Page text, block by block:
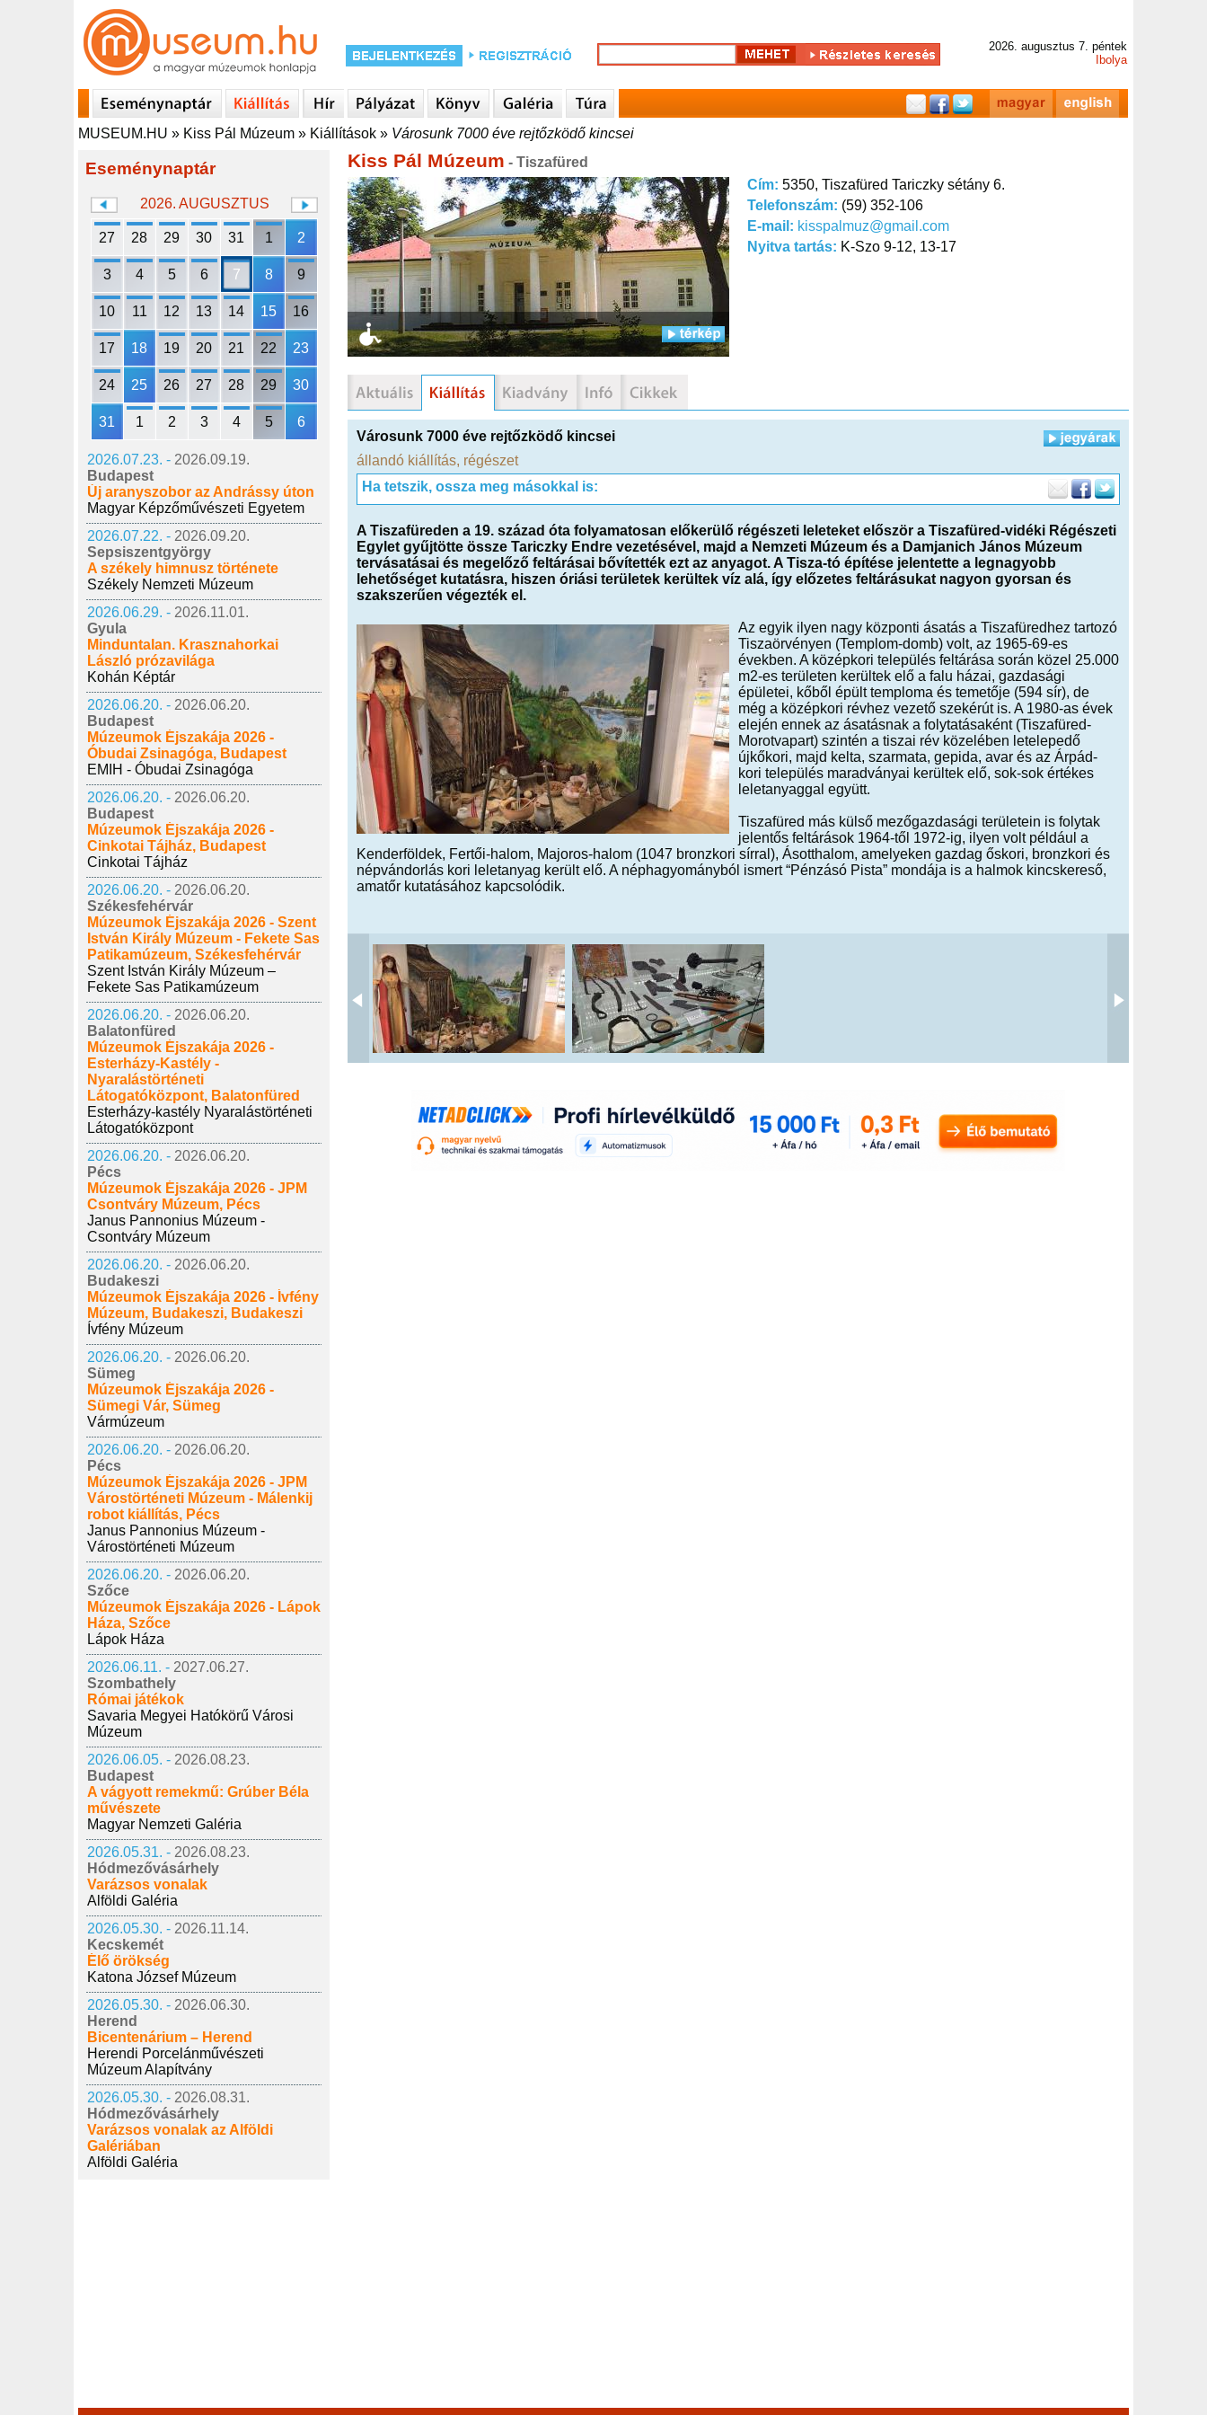
2026. augusztus 7. péntek
Ibolya
MUSEUM.HU » Kiss Pál Múzeum » Kiállítások » Városunk 7000 éve rejtőzködő kincsei
Eseménynaptár
2026. AUGUSZTUS
27 28 29 30 31 1 2
3 4 5 6 7 8 9
10 11 12 13 14 15 16
17 18 19 20 21 22 23
24 25 26 27 28 29 30
31 1 2 3 4 5 6
2026.07.23. - 2026.09.19.
Budapest
Új aranyszobor az Andrássy úton
Magyar Képzőművészeti Egyetem
2026.07.22. - 2026.09.20.
Sepsiszentgyörgy
A székely himnusz története
Székely Nemzeti Múzeum
2026.06.29. - 2026.11.01.
Gyula
Minduntalan. Krasznahorkai
László prózavilága
Kohán Képtár
2026.06.20. - 2026.06.20.
Budapest
Múzeumok Éjszakája 2026 -
Óbudai Zsinagóga, Budapest
EMIH - Óbudai Zsinagóga
2026.06.20. - 2026.06.20.
Budapest
Múzeumok Éjszakája 2026 -
Cinkotai Tájház, Budapest
Cinkotai Tájház
2026.06.20. - 2026.06.20.
Székesfehérvár
Múzeumok Éjszakája 2026 - Szent
István Király Múzeum - Fekete Sas
Patikamúzeum, Székesfehérvár
Szent István Király Múzeum –
Fekete Sas Patikamúzeum
2026.06.20. - 2026.06.20.
Balatonfüred
Múzeumok Éjszakája 2026 -
Esterházy-Kastély -
Nyaralástörténeti
Látogatóközpont, Balatonfüred
Esterházy-kastély Nyaralástörténeti
Látogatóközpont
2026.06.20. - 2026.06.20.
Pécs
Múzeumok Éjszakája 2026 - JPM
Csontváry Múzeum, Pécs
Janus Pannonius Múzeum -
Csontváry Múzeum
2026.06.20. - 2026.06.20.
Budakeszi
Múzeumok Éjszakája 2026 - Ívfény
Múzeum, Budakeszi, Budakeszi
Ívfény Múzeum
2026.06.20. - 2026.06.20.
Sümeg
Múzeumok Éjszakája 2026 -
Sümegi Vár, Sümeg
Vármúzeum
2026.06.20. - 2026.06.20.
Pécs
Múzeumok Éjszakája 2026 - JPM
Várostörténeti Múzeum - Málenkij
robot kiállítás, Pécs
Janus Pannonius Múzeum -
Várostörténeti Múzeum
2026.06.20. - 2026.06.20.
Szőce
Múzeumok Éjszakája 2026 - Lápok
Háza, Szőce
Lápok Háza
2026.06.11. - 2027.06.27.
Szombathely
Római játékok
Savaria Megyei Hatókörű Városi
Múzeum
2026.06.05. - 2026.08.23.
Budapest
A vágyott remekmű: Grúber Béla
művészete
Magyar Nemzeti Galéria
2026.05.31. - 2026.08.23.
Hódmezővásárhely
Varázsos vonalak
Alföldi Galéria
2026.05.30. - 2026.11.14.
Kecskemét
Élő örökség
Katona József Múzeum
2026.05.30. - 2026.06.30.
Herend
Bicentenárium – Herend
Herendi Porcelánművészeti
Múzeum Alapítvány
2026.05.30. - 2026.08.31.
Hódmezővásárhely
Varázsos vonalak az Alföldi
Galériában
Alföldi Galéria
Kiss Pál Múzeum - Tiszafüred
Cím: 5350, Tiszafüred Tariczky sétány 6.
Telefonszám: (59) 352-106
E-mail: kisspalmuz@gmail.com
Nyitva tartás: K-Szo 9-12, 13-17
Városunk 7000 éve rejtőzködő kincsei
állandó kiállítás, régészet
Ha tetszik, ossza meg másokkal is:
A Tiszafüreden a 19. század óta folyamatosan előkerülő régészeti leleteket először a Tiszafüred-vidéki Régészeti
Egylet gyűjtötte össze Tariczky Endre vezetésével, majd a Nemzeti Múzeum és a Damjanich János Múzeum
tervásatásai és megelőző feltárásai bővítették ezt az anyagot. A Tisza-tó építése jelentette a legnagyobb
lehetőséget kutatásra, hiszen óriási területek kerültek víz alá, így előzetes feltárásukat nagyon gyorsan és
szakszerűen végezték el.
Az egyik ilyen nagy központi ásatás a Tiszafüredhez tartozó
Tiszaörvényen (Templom-domb) volt, az 1965-69-es
években. A középkori település feltárása során közel 25.000
m2-es területen kerültek elő a falu házai, gazdasági
épületei, kőből épült temploma és temetője (594 sír), de
még a középkori révhez vezető szekérút is. A 1980-as évek
elején ennek az ásatásnak a folytatásaként (Tiszafüred-
Morotvapart) szintén a tiszai rév közelében letelepedő
újkőkori, majd kelta, szarmata, gepida, avar és az Árpád-
kori település maradványai kerültek elő, sok-sok értékes
leletanyaggal együtt.
Tiszafüred más külső mezőgazdasági területein is folytak
jelentős feltárások 1964-től 1972-ig, ilyen volt például a
Kenderföldek, Fertői-halom, Majoros-halom (1047 bronzkori sírral), Ásotthalom, amelyeken gazdag őskori, bronzkori és
népvándorlás kori leletanyag került elő. A néphagyományból ismert “Pénzásó Pista” mondája is a halmok kincskereső,
amatőr kutatásához kapcsolódik.